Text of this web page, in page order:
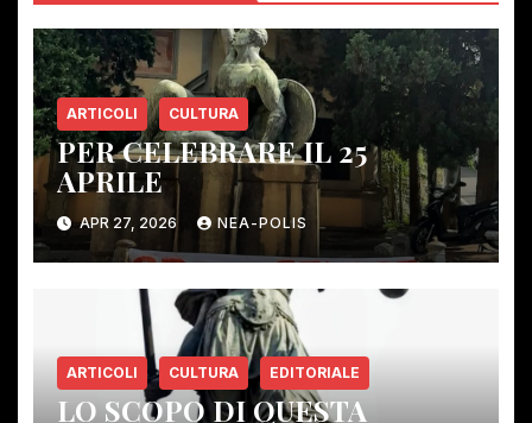
ARTICOLI CULTURA
PER CELEBRARE IL 25
APRILE
APR 27, 2026 NEA-POLIS
ARTICOLI CULTURA EDITORIALE
LO SCOPO DI QUESTA